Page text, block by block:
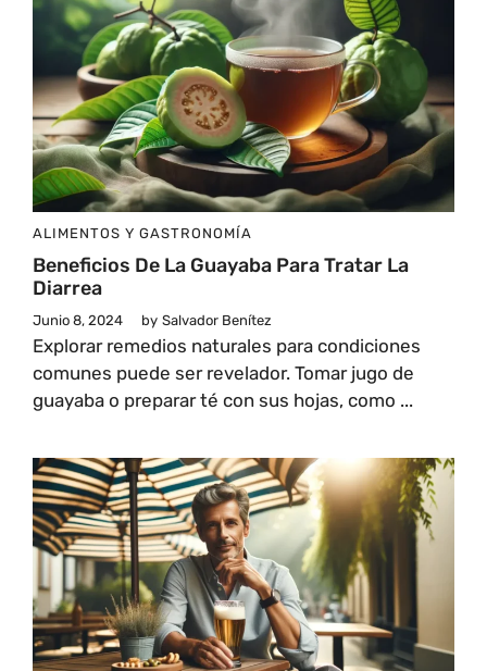
ALIMENTOS Y GASTRONOMÍA
Beneficios De La Guayaba Para Tratar La
Diarrea
Junio 8, 2024 by Salvador Benítez
Explorar remedios naturales para condiciones
comunes puede ser revelador. Tomar jugo de
guayaba o preparar té con sus hojas, como ...